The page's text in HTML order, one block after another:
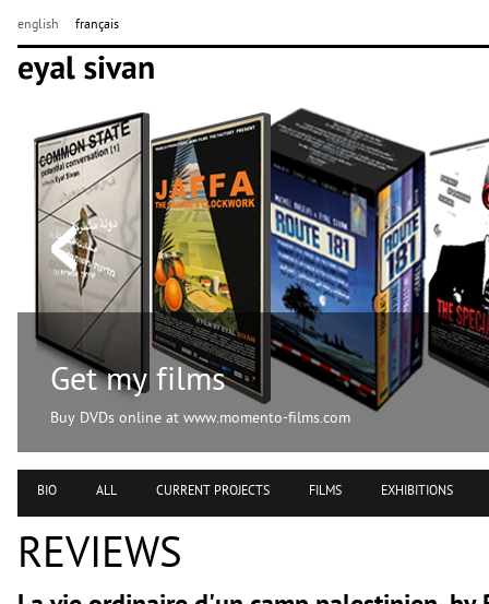
english français
Get my films
Buy DVDs online at www.momento-films.com
BIO ALL CURRENT PROJECTS FILMS EXHIBITIONS
REVIEWS